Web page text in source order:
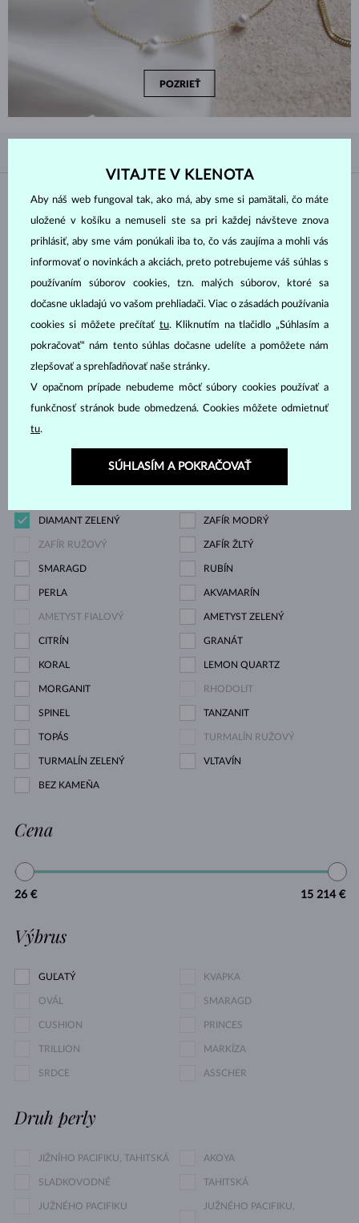
POZRIEŤ
Materiál
BIELE ZLATO ŽLTÉ ZLATO
RUŽOVÉ ZLATO STRIEBRO
Drahokam
DIAMANT LAB GROWN DIAMANT ČIERNY
DIAMANT ZELENÝ ZAFÍR MODRÝ
ZAFÍR RUŽOVÝ ZAFÍR ŽLTÝ
SMARAGD RUBÍN
PERLA AKVAMARÍN
AMETYST FIALOVÝ AMETYST ZELENÝ
CITRÍN GRANÁT
KORAL LEMON QUARTZ
MORGANIT RHODOLIT
SPINEL TANZANIT
TOPÁS TURMALÍN RUŽOVÝ
TURMALÍN ZELENÝ VLTAVÍN
BEZ KAMEŇA
Cena
26 € 15 214 €
Výbrus
GUĽATÝ KVAPKA
OVÁL SMARAGD
CUSHION PRINCES
TRILLION MARKÍZA
SRDCE ASSCHER
Druh perly
JIŽNÍHO PACIFIKU, TAHITSKÁ AKOYA
SLADKOVODNÉ TAHITSKÁ
JUŽNÉHO PACIFIKU JUŽNÉHO PACIFIKU,
VITAJTE V KLENOTA
Aby náš web fungoval tak, ako má, aby sme si pamätali, čo máte
uložené v košíku a nemuseli ste sa pri každej návšteve znova
prihlásiť, aby sme vám ponúkali iba to, čo vás zaujíma a mohli vás
informovať o novinkách a akciách, preto potrebujeme váš súhlas s
používaním súborov cookies, tzn. malých súborov, ktoré sa
dočasne ukladajú vo vašom prehliadači. Viac o zásadách používania
cookies si môžete prečítať tu. Kliknutím na tlačidlo „Súhlasím a
pokračovať“ nám tento súhlas dočasne udelíte a pomôžete nám
zlepšovať a sprehľadňovať naše stránky.
V opačnom prípade nebudeme môcť súbory cookies používať a
funkčnosť stránok bude obmedzená. Cookies môžete odmietnuť
tu.
SÚHLASÍM A POKRAČOVAŤ